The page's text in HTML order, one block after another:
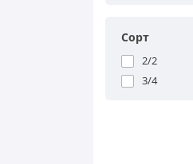
Сорт
2/2
3/4